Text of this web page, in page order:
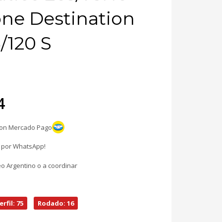
Destination
S
Mercado Pago
WhatsApp!
Argentino o a coordinar
75 Rodado: 16